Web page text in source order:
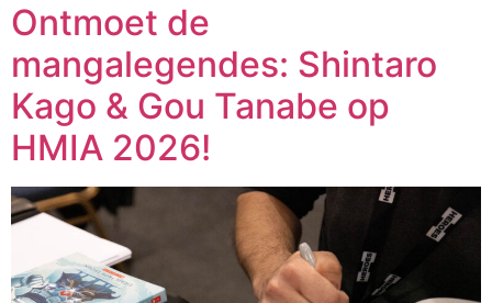
Ontmoet de
mangalegendes: Shintaro
Kago & Gou Tanabe op
HMIA 2026!